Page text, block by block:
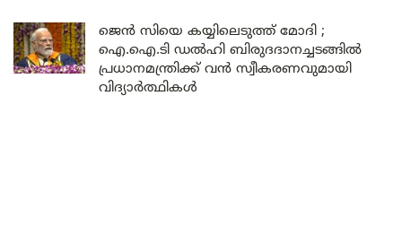
ജെൻ സിയെ കയ്യിലെടുത്ത് മോദി ;
ഐ.ഐ.ടി ഡൽഹി ബിരുദദാനച്ചടങ്ങിൽ
പ്രധാനമന്ത്രിക്ക് വൻ സ്വീകരണവുമായി
വിദ്യാർത്ഥികൾ